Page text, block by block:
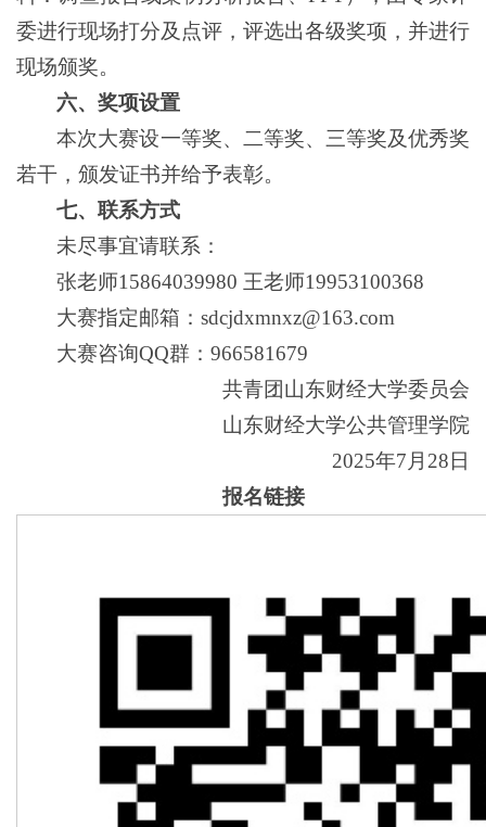
委进行现场打分及点评，评选出各级奖项，并进行
现场颁奖。
六、奖项设置
本次大赛设一等奖、二等奖、三等奖及优秀奖
若干，颁发证书并给予表彰。
七、联系方式
未尽事宜请联系：
张老师15864039980 王老师19953100368
大赛指定邮箱：sdcjdxmnxz@163.com
大赛咨询QQ群：966581679
共青团山东财经大学委员会
山东财经大学公共管理学院
2025年7月28日
报名链接